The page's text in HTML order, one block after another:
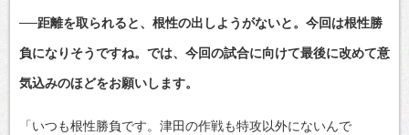
──距離を取られると、根性の出しようがないと。今回は根性勝
負になりそうですね。では、今回の試合に向けて最後に改めて意
気込みのほどをお願いします。
「いつも根性勝負です。津田の作戦も特攻以外にないんで